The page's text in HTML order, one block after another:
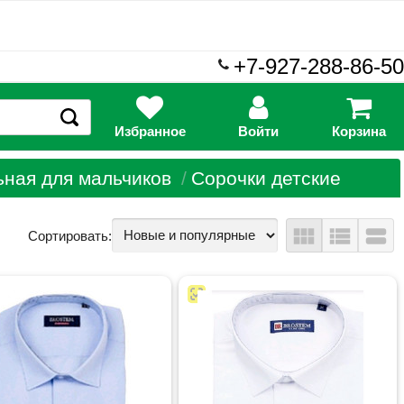
+7-927-288-86-50
Избранное Войти Корзина
для мальчиков Сорочки детские
Сортировать: view_module view_list view_stream